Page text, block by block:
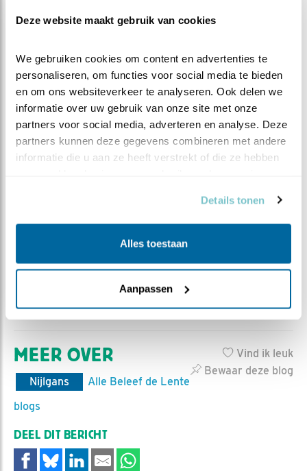
Deze website maakt gebruik van cookies
We gebruiken cookies om content en advertenties te
personaliseren, om functies voor social media te bieden
en om ons websiteverkeer te analyseren. Ook delen we
informatie over uw gebruik van onze site met onze
partners voor social media, adverteren en analyse. Deze
partners kunnen deze gegevens combineren met andere
informatie die u aan ze heeft verstrekt of die ze hebben
Details tonen
Alles toestaan
Aanpassen
agressieve ‘eend’ en kan de havik of buizerd zo van het
af beste mensen. Genoeg gekletst, het is weer tijd om
verder te klepelen. Pitrus, pitrus, pitrus…
It Fryske Gea is de provinciale vereniging voor
de bescherming, het behoud en ontwikkeling van
natuurgebieden met een totale oppervlakte van
20.000 hectare. Dit doen we niet alleen. We
worden gesteund door 37.000 leden! Bezoek de
Vind ik leuk
Bewaar deze blog
MEER OVER
Nijlgans
Alle Beleef de Lente
blogs
DEEL DIT BERICHT